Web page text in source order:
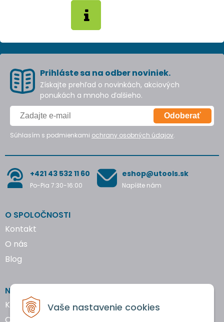
Vaše nastavenie cookies
Prihláste sa na odber noviniek.
Získajte prehľad o novinkách, akciových
ponukách a mnoho ďalšieho.
Odoberať
Súhlasím s podmienkami ochrany osobných údajov.
+421 43 532 11 60
Po-Pia 7:30-16:00
eshop@utools.sk
Napíšte nám
O SPOLOČNOSTI
Kontakt
O nás
Blog
NAKUPOVANIE
Katalógy náradia